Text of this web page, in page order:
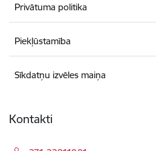
Privātuma politika
Piekļūstamība
Sīkdatņu izvēles maiņa
Kontakti